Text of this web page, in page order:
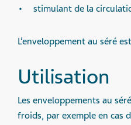
stimulant de la
L’enveloppement au séré
Utilisation
Les enveloppements au
froids, par exemple en cas